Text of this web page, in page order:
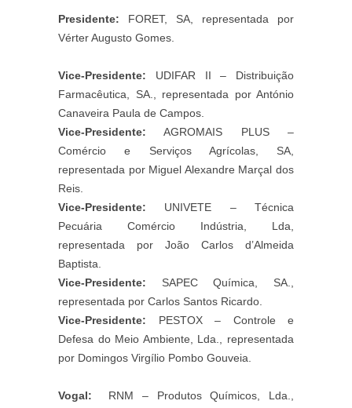
Presidente: FORET, SA, representada por
Vérter Augusto Gomes.
Vice-Presidente: UDIFAR II – Distribuição
Farmacêutica, SA., representada por António
Canaveira Paula de Campos.
Vice-Presidente: AGROMAIS PLUS –
Comércio e Serviços Agrícolas, SA,
representada por Miguel Alexandre Marçal dos
Reis.
Vice-Presidente: UNIVETE – Técnica
Pecuária Comércio Indústria, Lda,
representada por João Carlos d’Almeida
Baptista.
Vice-Presidente: SAPEC Química, SA.,
representada por Carlos Santos Ricardo.
Vice-Presidente: PESTOX – Controle e
Defesa do Meio Ambiente, Lda., representada
por Domingos Virgílio Pombo Gouveia.
Vogal: RNM – Produtos Químicos, Lda.,